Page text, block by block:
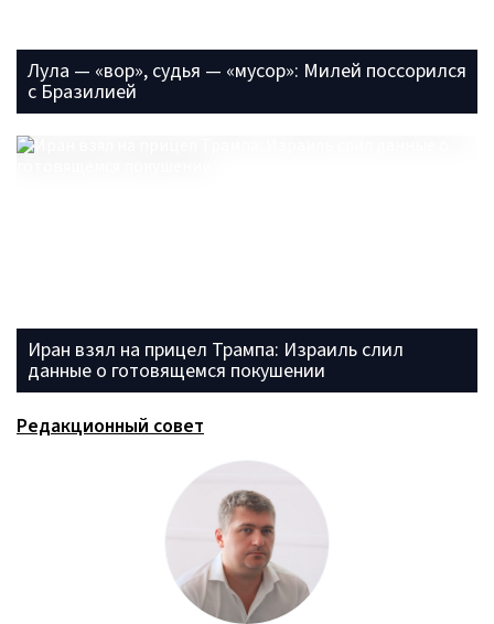
Лула — «вор», судья — «мусор»: Милей поссорился
с Бразилией
Иран взял на прицел Трампа: Израиль слил
данные о готовящемся покушении
Редакционный совет